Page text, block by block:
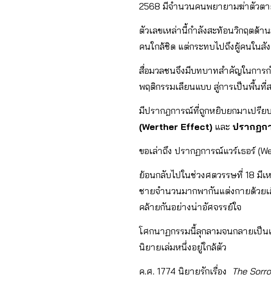
2568 มีจำนวนคนพยายามฆ่าตัวตา
ตัวเลขเหล่านี้กำลังสะท้อนวิกฤตด้
คนใกล้ชิด แต่กระทบไปถึงผู้คนในสั
สื่อมวลชนจึงมีบทบาทสำคัญในการ
พฤติกรรมเลียนแบบ สู่การเป็นพื้นที่
มีปรากฎการณ์ที่ถูกหยิบยกมาเปรีย
(Werther Effect) และ ปรากฏก
ขอเล่าถึง ปรากฏการณ์แวร์เธอร์
ย้อนกลับไปในช่วงศตวรรษที่ 18 มี
ชายจำนวนมากพากันแต่งกายด้วย
คล้ายกันอย่างน่าอัศจรรย์ใจ
โศกนาฏกรรมนี้ลุกลามจนกลายเป็น
นิยายเล่มหนึ่งอยู่ใกล้ตัว
ค.ศ. 1774 นิยายรักเรื่อง The